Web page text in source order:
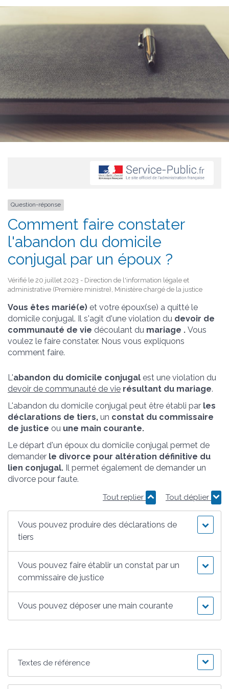
Question-réponse
Comment faire constater
l'abandon du domicile
conjugal par un époux ?
Vérifié le 20 juillet 2023 - Direction de l'information légale et
administrative (Première ministre), Ministère chargé de la justice
Vous êtes marié(e) et votre époux(se) a quitté le
domicile conjugal. Il s'agit d'une violation du devoir de
communauté de vie découlant du mariage . Vous
voulez le faire constater. Nous vous expliquons
comment faire.
L'abandon du domicile conjugal est une violation du
devoir de communauté de vie résultant du mariage.
L'abandon du domicile conjugal peut être établi par les
déclarations de tiers, un constat du commissaire
de justice ou une main courante.
Le départ d'un époux du domicile conjugal permet de
demander le divorce pour altération définitive du
lien conjugal. Il permet également de demander un
divorce pour faute.
Tout replier Tout déplier
Vous pouvez produire des déclarations de
tiers
Vous pouvez faire établir un constat par un
commissaire de justice
Vous pouvez déposer une main courante
Textes de référence